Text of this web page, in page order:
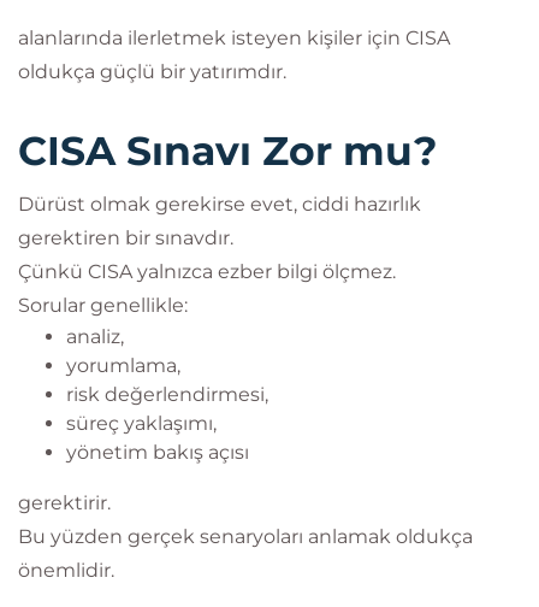
alanlarında ilerletmek isteyen kişiler için CISA
oldukça güçlü bir yatırımdır.
CISA Sınavı Zor mu?
Dürüst olmak gerekirse evet, ciddi hazırlık
gerektiren bir sınavdır.
Çünkü CISA yalnızca ezber bilgi ölçmez.
Sorular genellikle:
analiz,
yorumlama,
risk değerlendirmesi,
süreç yaklaşımı,
yönetim bakış açısı
gerektirir.
Bu yüzden gerçek senaryoları anlamak oldukça
önemlidir.